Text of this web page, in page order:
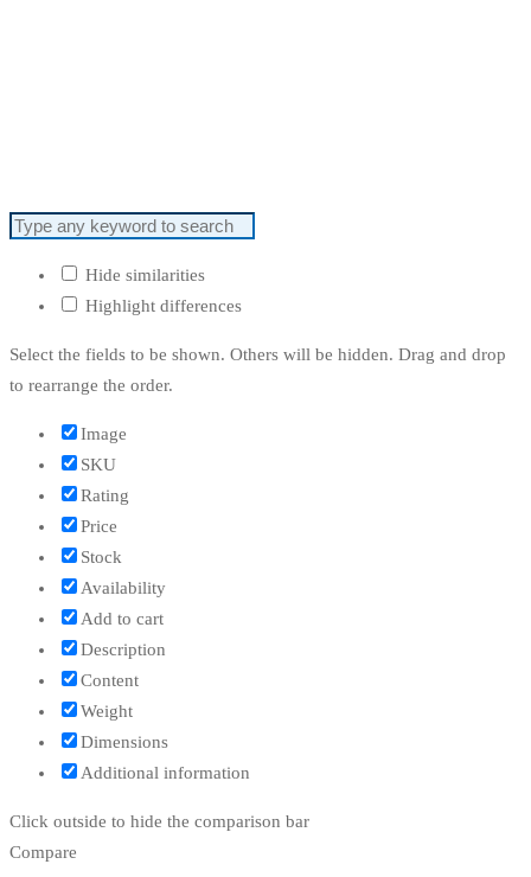
Hide similarities
Highlight differences
Select the fields to be shown. Others will be hidden. Drag and drop
to rearrange the order.
Image
SKU
Rating
Price
Stock
Availability
Add to cart
Description
Content
Weight
Dimensions
Additional information
Click outside to hide the comparison bar
Compare